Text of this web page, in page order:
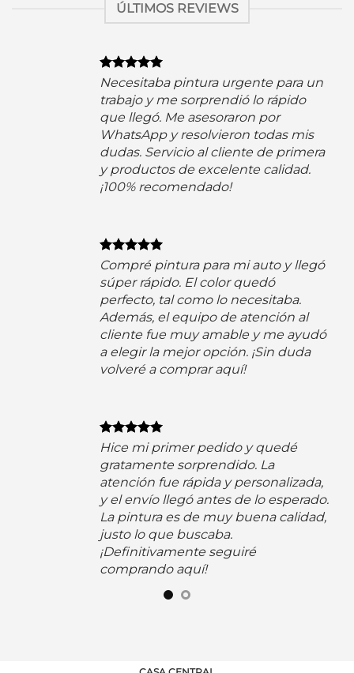
ÚLTIMOS REVIEWS
Necesitaba pintura urgente para un
trabajo y me sorprendió lo rápido
que llegó. Me asesoraron por
WhatsApp y resolvieron todas mis
dudas. Servicio al cliente de primera
y productos de excelente calidad.
¡100% recomendado!
Compré pintura para mi auto y llegó
súper rápido. El color quedó
perfecto, tal como lo necesitaba.
Además, el equipo de atención al
cliente fue muy amable y me ayudó
a elegir la mejor opción. ¡Sin duda
volveré a comprar aquí!
Hice mi primer pedido y quedé
gratamente sorprendido. La
atención fue rápida y personalizada,
y el envío llegó antes de lo esperado.
La pintura es de muy buena calidad,
justo lo que buscaba.
¡Definitivamente seguiré
comprando aquí!